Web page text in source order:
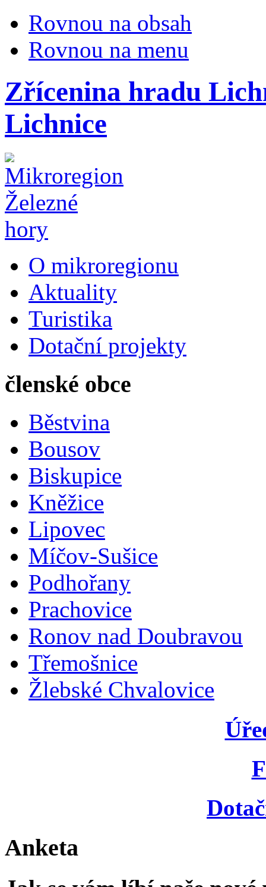
Rovnou na obsah
Rovnou na menu
Zřícenina hradu
Lichnice
O mikroregionu
Aktuality
Turistika
Dotační projekty
členské obce
Běstvina
Bousov
Biskupice
Kněžice
Lipovec
Míčov-Sušice
Podhořany
Prachovice
Ronov nad Doubravou
Třemošnice
Žlebské Chvalovice
Anketa